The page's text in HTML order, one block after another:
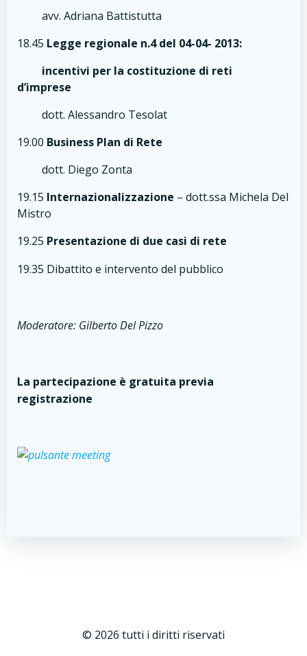
avv. Adriana Battistutta
18.45 Legge regionale n.4 del 04-04- 2013:
incentivi per la costituzione di reti
d’imprese
dott. Alessandro Tesolat
19.00 Business Plan di Rete
dott. Diego Zonta
19.15 Internazionalizzazione – dott.ssa Michela Del
Mistro
19.25 Presentazione di due casi di rete
19.35 Dibattito e intervento del pubblico
Moderatore: Gilberto Del Pizzo
La partecipazione è gratuita previa
registrazione
© 2026 tutti i diritti riservati